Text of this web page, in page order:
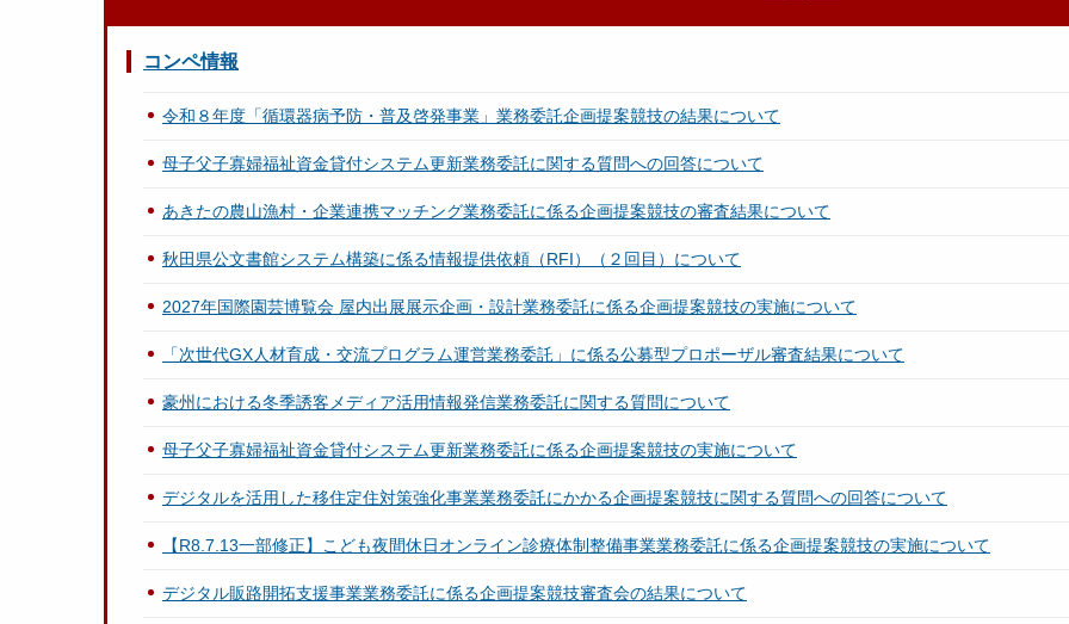
コンペ情報
令和８年度「循環器病予防・普及啓発事業」業務委託企画提案競技の結果について
母子父子寡婦福祉資金貸付システム更新業務委託に関する質問への回答について
あきたの農山漁村・企業連携マッチング業務委託に係る企画提案競技の審査結果について
秋田県公文書館システム構築に係る情報提供依頼（RFI）（２回目）について
2027年国際園芸博覧会 屋内出展展示企画・設計業務委託に係る企画提案競技の実施について
「次世代GX人材育成・交流プログラム運営業務委託」に係る公募型プロポーザル審査結果について
豪州における冬季誘客メディア活用情報発信業務委託に関する質問について
母子父子寡婦福祉資金貸付システム更新業務委託に係る企画提案競技の実施について
デジタルを活用した移住定住対策強化事業業務委託にかかる企画提案競技に関する質問への回答について
【R8.7.13一部修正】こども夜間休日オンライン診療体制整備事業業務委託に係る企画提案競技の実施について
デジタル販路開拓支援事業業務委託に係る企画提案競技審査会の結果について